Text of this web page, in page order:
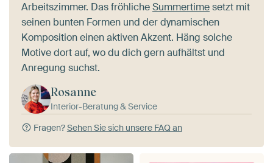
Arbeitszimmer. Das fröhlicheSummertimesetzt mit
seinen bunten Formen und der dynamischen
Komposition einen aktiven Akzent. Häng solche
Motive dort auf, wo du dich gern aufhältst und
Anregung suchst.
Rosanne
Interior-Beratung & Service
Fragen?Sehen Sie sich unsere FAQ an